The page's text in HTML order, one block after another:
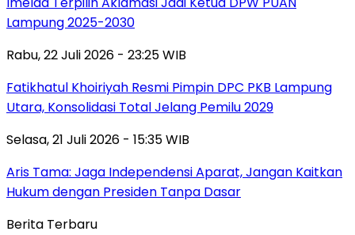
Lampung 2025-2030
Rabu, 22 Juli 2026 - 23:25 WIB
Fatikhatul Khoiriyah Resmi Pimpin DPC PKB Lampung
Utara, Konsolidasi Total Jelang Pemilu 2029
Selasa, 21 Juli 2026 - 15:35 WIB
Aris Tama: Jaga Independensi Aparat, Jangan Kaitkan
Hukum dengan Presiden Tanpa Dasar
Berita Terbaru